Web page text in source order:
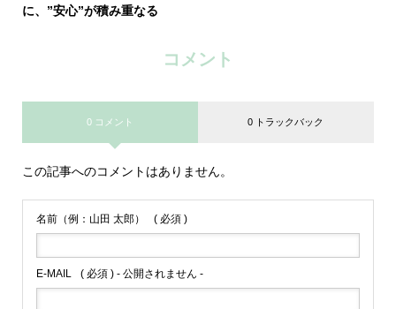
に、”安心”が積み重なる
コメント
0 コメント 0 トラックバック
この記事へのコメントはありません。
名前（例：山田 太郎） ( 必須 )
E-MAIL ( 必須 ) - 公開されません -